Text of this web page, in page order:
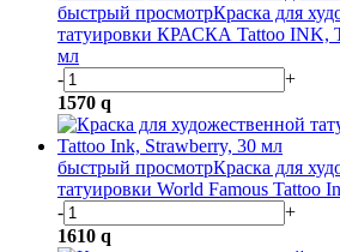
быстрый просмотрКраска для
татуировки КРАСКА Tattoo INK,
мл
-
+
1570 q
быстрый просмотрКраска для
татуировки World Famous Tattoo
-
+
1610 q